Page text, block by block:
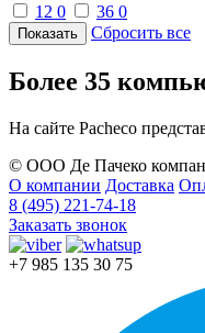
12 0 36 0
Сбросить все
Более 35
На сайте Pacheco
© ООО Де Пачеко
О компании Доставка
8 (495) 221-74-18
Заказать звонок
+7 985 135 30 75